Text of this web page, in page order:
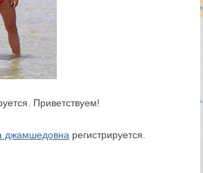
Приветствуем!
джамшедовна регистрируется.